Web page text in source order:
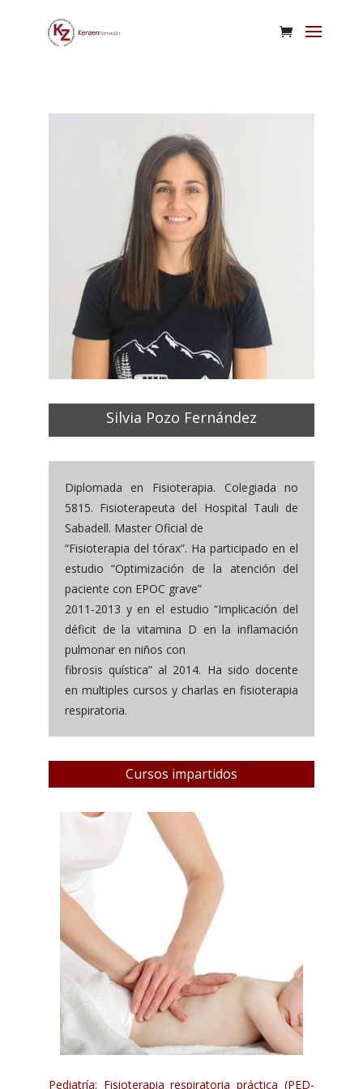
Silvia Pozo Fernández
Diplomada en Fisioterapia. Colegiada no
5815. Fisioterapeuta del Hospital Tauli de
Sabadell. Master Oficial de
“Fisioterapia del tórax”. Ha participado en el
estudio “Optimización de la atención del
paciente con EPOC grave”
2011-2013 y en el estudio “Implicación del
déficit de la vitamina D en la inflamación
pulmonar en niños con
fibrosis quística” al 2014. Ha sido docente
en multiples cursos y charlas en fisioterapia
respiratoria.
Cursos impartidos
Pediatría: Fisioterapia respiratoria práctica (PED-